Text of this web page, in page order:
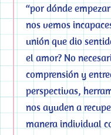
“por dónde
nos vemos
unión que dio
el amor? No
comprensión y
perspectivas,
nos ayuden a
manera individual